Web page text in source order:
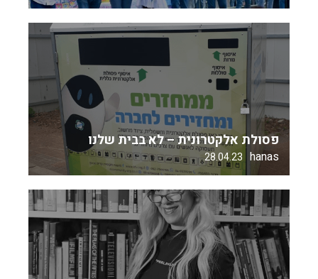
פסולת אלקטרונית – לא בבית שלנו
hanas
28.04.23